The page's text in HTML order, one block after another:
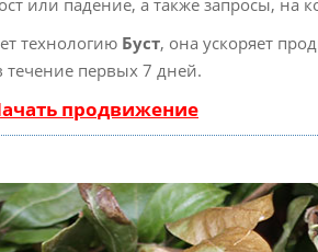
или падение, а также запросы, на
технологию Буст, она ускоряет
течение первых 7 дней.
продвижение